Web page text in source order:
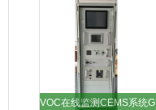
VOC在线监测CEMS系统G